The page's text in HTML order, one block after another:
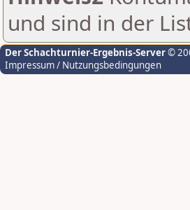
und sind in der
Der Schachturnier-Ergebnis-Server©
Impressum / Nutzungsbedingungen